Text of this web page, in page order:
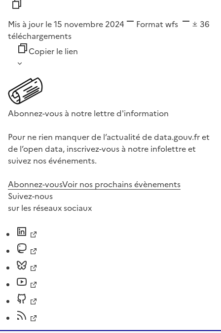
Mis à jour le 15 novembre 2024 Format wfs
36
téléchargements
Copier le lien
Abonnez-vous à notre lettre d'information
Pour ne rien manquer de l’actualité de data.gouv.fr et
de l’open data, inscrivez-vous à notre infolettre et
suivez nos événements.
Abonnez-vousVoir nos prochains évènements
Suivez-nous
sur les réseaux sociaux